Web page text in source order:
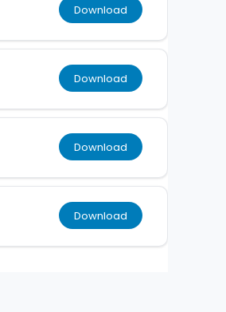
Download
Download
Download
Download